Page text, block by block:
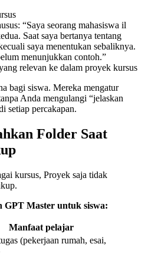
“Saya seorang mahasiswa il
Saat saya bertanya tentang
saya menentukan sebaliknya.
menunjukkan contoh.”
relevan ke dalam proyek kursus
bagi siswa. Mereka mengatur
Anda mengulangi “jelaskan
setiap percakapan.
Folder Saat
kursus, Proyek saja tidak
GPT Master untuk siswa:
Manfaat pelajar
(pekerjaan rumah, esai,